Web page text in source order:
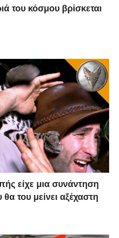
του κόσμου βρίσκεται
είχε μια συνάντηση
του μείνει αξέχαστη